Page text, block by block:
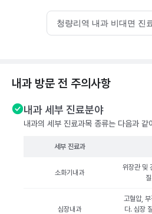
청량리역 내과 비대면 진
내과 방문 전 주의사항
내과 세부 진료분야
내과의 세부 진료과목 종류는 다음과 같
세부 진료과
소화기내과
위장관 및
심장내과
고혈압,
다. 심장